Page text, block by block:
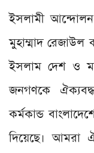
ইসলামী
মুহাম্মাদ
ইসলাম দেশ ও
জনগণকে
কর্মকান্ড
দিয়েছে। আমরা